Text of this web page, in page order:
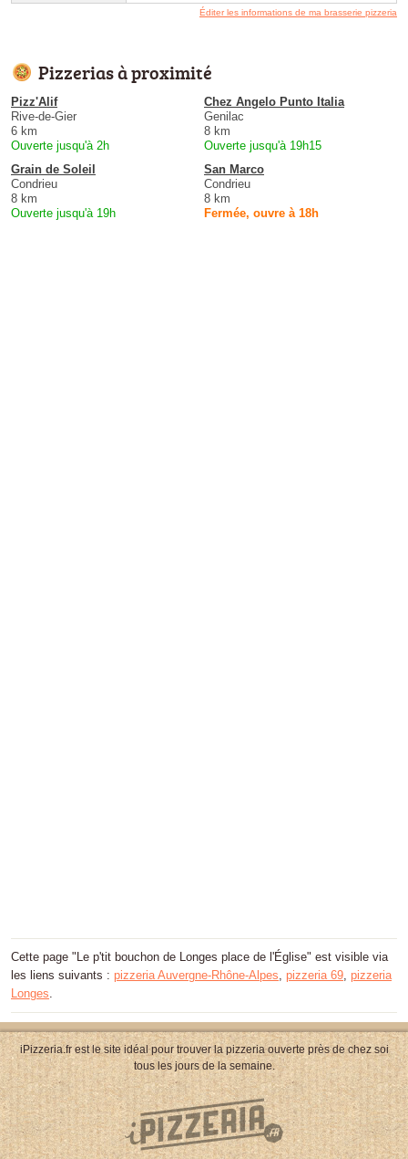
Éditer les informations de ma brasserie pizzeria
Pizzerias à proximité
Pizz'Alif
Rive-de-Gier
6 km
Ouverte jusqu'à 2h
Chez Angelo Punto Italia
Genilac
8 km
Ouverte jusqu'à 19h15
Grain de Soleil
Condrieu
8 km
Ouverte jusqu'à 19h
San Marco
Condrieu
8 km
Fermée, ouvre à 18h
Cette page "Le p'tit bouchon de Longes place de l'Église" est visible via
les liens suivants : pizzeria Auvergne-Rhône-Alpes pizzeria 69 pizzeria
Longes
iPizzeria.fr est le site idéal pour trouver la pizzeria ouverte près de chez soi
tous les jours de la semaine.